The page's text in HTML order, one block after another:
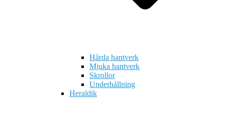
Hårda hantverk
Mjuka hantverk
Skrollor
Underhållning
Heraldik